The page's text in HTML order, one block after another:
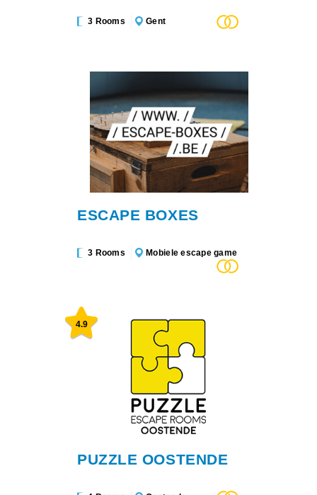
3 Rooms Gent
ESCAPE BOXES
3 Rooms Mobiele escape game
4.9
PUZZLE OOSTENDE